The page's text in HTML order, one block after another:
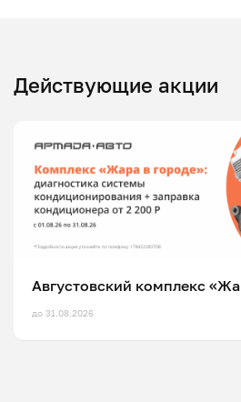
Действующие акции
Августовский комплекс
до 31.08.2026